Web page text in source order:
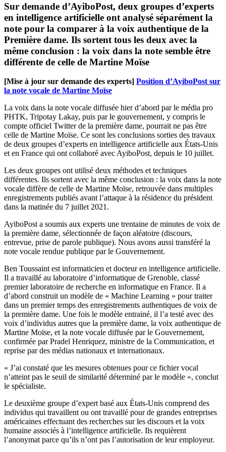
Sur demande d’AyiboPost, deux groupes d’experts
en intelligence artificielle ont analysé séparément la
note pour la comparer à la voix authentique de la
Première dame. Ils sortent tous les deux avec la
même conclusion : la voix dans la note semble être
différente de celle de Martine Moïse
[Mise à jour sur demande des experts] Position d’AyiboPost sur
la note vocale de Martine Moïse
La voix dans la note vocale diffusée hier d’abord par le média pro
PHTK, Tripotay Lakay, puis par le gouvernement, y compris le
compte officiel Twitter de la première dame, pourrait ne pas être
celle de Martine Moïse. Ce sont les conclusions sorties des travaux
de deux groupes d’experts en intelligence artificielle aux États-Unis
et en France qui ont collaboré avec AyiboPost, depuis le 10 juillet.
Les deux groupes ont utilisé deux méthodes et techniques
différentes. Ils sortent avec la même conclusion : la voix dans la note
vocale diffère de celle de Martine Moïse, retrouvée dans multiples
enregistrements publiés avant l’attaque à la résidence du président
dans la matinée du 7 juillet 2021.
AyiboPost a soumis aux experts une trentaine de minutes de voix de
la première dame, sélectionnée de façon aléatoire (discours,
entrevue, prise de parole publique). Nous avons aussi transféré la
note vocale rendue publique par le Gouvernement.
Ben Toussaint est informaticien et docteur en intelligence artificielle.
Il a travaillé au laboratoire d’informatique de Grenoble, classé
premier laboratoire de recherche en informatique en France. Il a
d’abord construit un modèle de « Machine Learning » pour traiter
dans un premier temps des enregistrements authentiques de voix de
la première dame. Une fois le modèle entrainé, il l’a testé avec des
voix d’individus autres que la première dame, la voix authentique de
Martine Moïse, et la note vocale diffusée par le Gouvernement,
confirmée par Pradel Henriquez, ministre de la Communication, et
reprise par des médias nationaux et internationaux.
« J’ai constaté que les mesures obtenues pour ce fichier vocal
n’atteint pas le seuil de similarité déterminé par le modèle », conclut
le spécialiste.
Le deuxième groupe d’expert basé aux États-Unis comprend des
individus qui travaillent ou ont travaillé pour de grandes entreprises
américaines effectuant des recherches sur les discours et la voix
humaine associés à l’intelligence artificielle. Ils requièrent
l’anonymat parce qu’ils n’ont pas l’autorisation de leur employeur.